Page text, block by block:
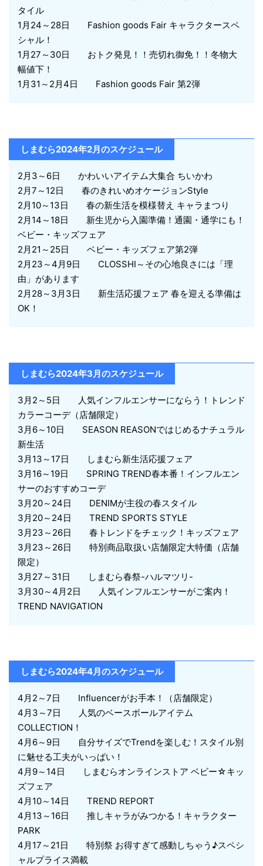
タイル
1月24～28日 Fashion goods Fair キャラクタースペ
シャル！
1月27～30日 おトク発見！！売切れ御免！！冬物大
幅値下！
1月31～2月4日 Fashion goods Fair 第2弾
しまむら2024年2月のスケジュール
2月3～6日 かわいいアイテム大集合 ちいかわ
2月7～12日 春のきれいめオケージョンStyle
2月10～13日 春の新生活を模様替え キャラまつり
2月14～18日 新生児から入園準備！通園・通学にも！
ベビー・キッズフェア
2月21～25日 ベビー・キッズフェア第2弾
2月23～4月9日 CLOSSHI～その心地良さには「理
由」があります
2月28～3月3日 新生活応援フェア 春を迎える準備は
OK！
しまむら2024年3月のスケジュール
3月2～5日 人気インフルエンサーにならう！トレンド
カラーコーデ（店舗限定）
3月6～10日 SEASON REASONではじめるナチュラル
新生活
3月13～17日 しまむら新生活応援フェア
3月16～19日 SPRING TREND春本番！インフルエン
サーのおすすめコーデ
3月20～24日 DENIMが主役の春スタイル
3月20～24日 TREND SPORTS STYLE
3月23～26日 春トレンドをチェック！キッズフェア
3月23～26日 特別商品取扱い店舗限定大特価（店舗
限定）
3月27～31日 しまむら春祭-ハルマツリ-
3月30～4月2日 人気インフルエンサーがご案内！
TREND NAVIGATION
しまむら2024年4月のスケジュール
4月2～7日 Influencerがお手本！（店舗限定）
4月3～7日 人気のベースボールアイテム
COLLECTION！
4月6～9日 自分サイズでTrendを楽しむ！スタイル別
に魅せる工夫がいっぱい！
4月9～14日 しまむらオンラインストア ベビー☆キッ
ズフェア
4月10～14日 TREND REPORT
4月13～16日 推しキャラがみつかる！キャラクター
PARK
4月17～21日 特別祭 お得すぎて感動しちゃう♪スペシ
ャルプライス満載